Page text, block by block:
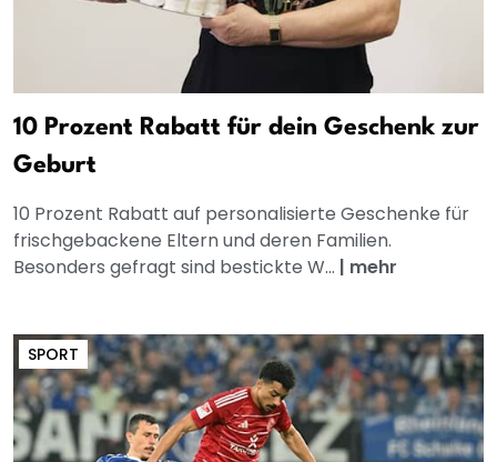
10 Prozent Rabatt für dein Geschenk zur
Geburt
10 Prozent Rabatt auf personalisierte Geschenke für
frischgebackene Eltern und deren Familien.
Besonders gefragt sind bestickte W... | mehr
SPORT